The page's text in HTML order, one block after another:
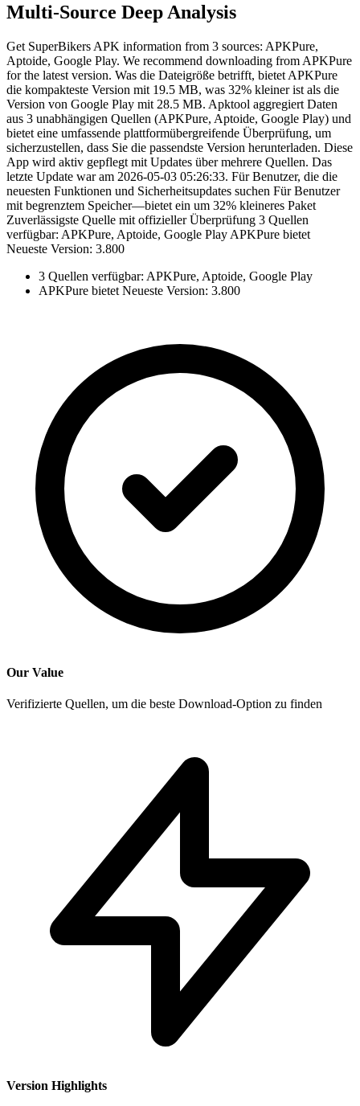
Multi-Source Deep Analysis
Get SuperBikers APK information from 3 sources: APKPure,
Aptoide, Google Play. We recommend downloading from APKPure
for the latest version. Was die Dateigröße betrifft, bietet APKPure
die kompakteste Version mit 19.5 MB, was 32% kleiner ist als die
Version von Google Play mit 28.5 MB. Apktool aggregiert Daten
aus 3 unabhängigen Quellen (APKPure, Aptoide, Google Play) und
bietet eine umfassende plattformübergreifende Überprüfung, um
sicherzustellen, dass Sie die passendste Version herunterladen. Diese
App wird aktiv gepflegt mit Updates über mehrere Quellen. Das
letzte Update war am 2026-05-03 05:26:33. Für Benutzer, die die
neuesten Funktionen und Sicherheitsupdates suchen Für Benutzer
mit begrenztem Speicher—bietet ein um 32% kleineres Paket
Zuverlässigste Quelle mit offizieller Überprüfung 3 Quellen
verfügbar: APKPure, Aptoide, Google Play APKPure bietet
Neueste Version: 3.800
3 Quellen verfügbar: APKPure, Aptoide, Google Play
APKPure bietet Neueste Version: 3.800
Our Value
Verifizierte Quellen, um die beste Download-Option zu finden
Version Highlights